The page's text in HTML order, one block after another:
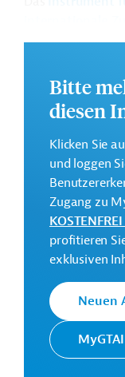
Zusammenarbeit
der ost- und
Das
Länder Algerien,
Libyen, Marokko,
Tunesien, ist in
und soll folgende
Annex 1:
Maßnahmen
Ziele der
Annex 2:
Bitte
diesen
Klicken Sie
und loggen
Zugang zu
KOSTENFREI
profitieren
exklusiven
Neuen